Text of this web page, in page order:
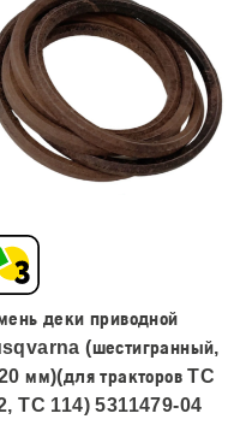
деки приводной
(шестигранный,
мм)(для тракторов TC
TC 114) 5311479-04